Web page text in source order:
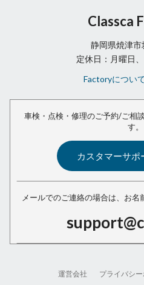
Classca
静岡県焼津
定休日：月曜日
Factoryについ
車検・点検・修理のご予約/ご相
す。
カスタマーサポ
メールでのご連絡の場合は、 お名
運営会社 プライバシ